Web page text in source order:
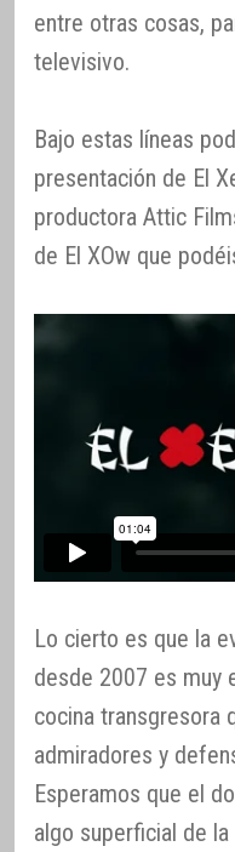
entre otras cosas,
televisivo.
Bajo estas líneas
presentación de El
productora Attic
de El XOw que
Lo cierto es que la
desde 2007 es muy
cocina transgresora
admiradores y
Esperamos que el
algo superficial de